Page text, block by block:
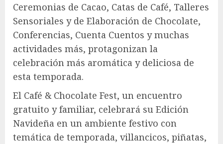
Ceremonias de Cacao, Catas de Café, Talleres
Sensoriales y de Elaboración de Chocolate,
Conferencias, Cuenta Cuentos y muchas
actividades más, protagonizan la
celebración más aromática y deliciosa de
esta temporada.
El Café & Chocolate Fest, un encuentro
gratuito y familiar, celebrará su Edición
Navideña en un ambiente festivo con
temática de temporada, villancicos, piñatas,